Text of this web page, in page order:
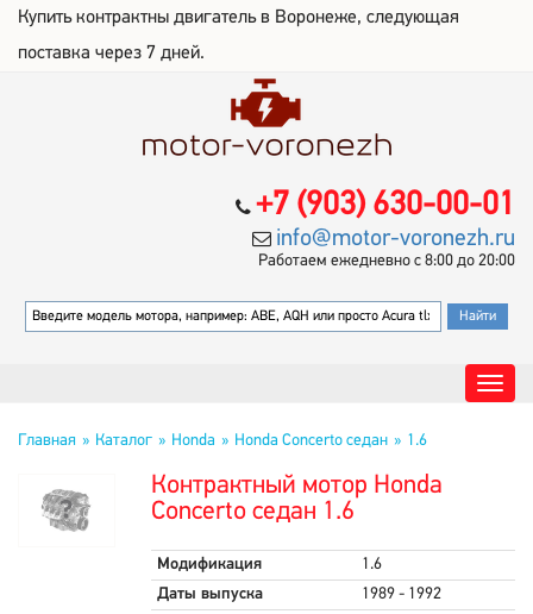
Купить контрактны двигатель в Воронеже, следующая
поставка через 7 дней.
+7 (903) 630-00-01
info@motor-voronezh.ru
Работаем ежедневно с 8:00 до 20:00
Главная Каталог Honda Honda Concerto седан 1.6
Контрактный мотор Honda
Concerto седан 1.6
Модификация
1.6
Даты выпуска
1989 - 1992